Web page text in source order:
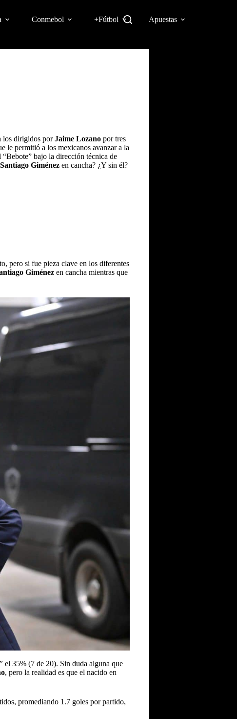
Conmebol +Fútbol Apuestas
los dirigidos porJaime Lozano por tres
le permitió a los mexicanos avanzar a la
bajo la dirección técnica de
Santiago Giménez en cancha? ¿Y sin él?
pero si fue pieza clave en los diferentes
Giménez en cancha mientras que
el 35% (7 de 20). Sin duda alguna que
, pero la realidad es que el nacido en
promediando 1.7 goles por partido,